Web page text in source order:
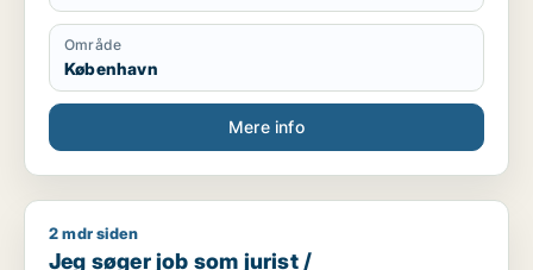
Område
København
Mere info
Jeg søger job som jurist / regnskabsmedarbejder / revisor
2 mdr siden
Jeg søger job som jurist /